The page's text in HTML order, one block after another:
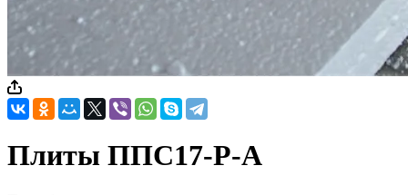
Плиты ППС17-Р-А